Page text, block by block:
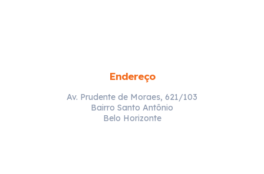
Endereço
Av. Prudente de Moraes, 621/103
Bairro Santo Antônio
Belo Horizonte